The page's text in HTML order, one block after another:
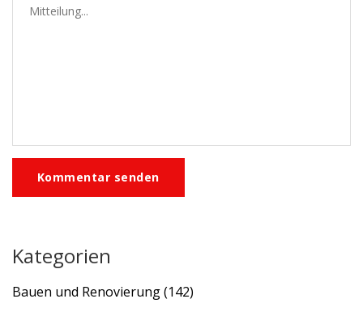
Kommentar senden
Kategorien
Bauen und Renovierung(142)